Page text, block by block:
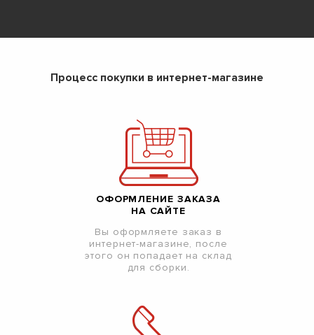
Процесс покупки в интернет-магазине
ОФОРМЛЕНИЕ ЗАКАЗА
НА САЙТЕ
Вы оформляете заказ в
интернет-магазине, после
этого он попадает на склад
для сборки.